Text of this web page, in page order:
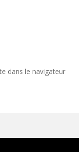
dans le navigateur